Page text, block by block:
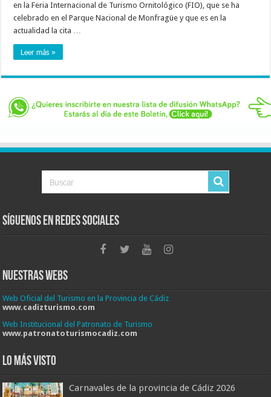
en la Feria Internacional de Turismo Ornitológico (FIO), que se ha
celebrado en el Parque Nacional de Monfragüe y que es en la
actualidad la cita …
Leer más »
Síguenos en Redes Sociales
Nuestras Webs
Web Oficial del Turismo en la Provincia de Cádiz
www.cadizturismo.com
Web Institucional del Patronato de Turismo
www.patronatoturismocadiz.com
Lo más visto
Carnavales de la provincia de Cádiz 2026